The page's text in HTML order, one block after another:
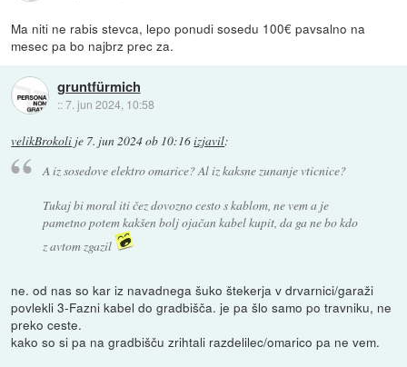
Ma niti ne rabis stevca, lepo ponudi sosedu 100€ pavsalno na
mesec pa bo najbrz prec za.
gruntfürmich
::7. jun 2024, 10:58
velikBrokoli je 7. jun 2024 ob 10:16izjavil:
A iz sosedove elektro omarice? Al iz kaksne zunanje vticnice?
Tukaj bi moral iti čez dovozno cesto s kablom, ne vem a je
pametno potem kakšen bolj ojačan kabel kupit, da ga ne bo kdo
z avtom zgazil
ne. od nas so kar iz navadnega šuko štekerja v drvarnici/garaži
povlekli 3-Fazni kabel do gradbišča. je pa šlo samo po travniku, ne
preko ceste.
kako so si pa na gradbišču zrihtali razdelilec/omarico pa ne vem.